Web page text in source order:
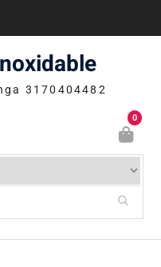
3170404482
0